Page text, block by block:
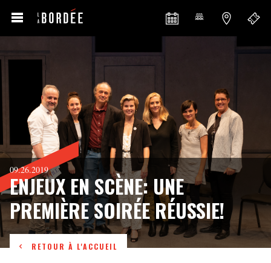
RETOUR À L'ACCUEIL
09.26.2019
ENJEUX EN SCÈNE: UNE
PREMIÈRE SOIRÉE RÉUSSIE!